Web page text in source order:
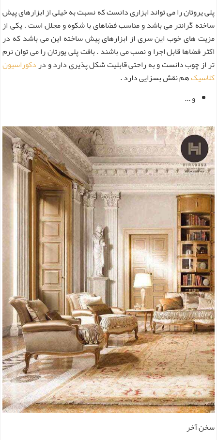
پلی یروتان را می تواند ابزاری دانست که نسبت به خیلی از ابزارهای پیش
ساخته گرانتر می باشد و مناسب فضاهای با شکوه و مجلل است . یکی از
مزیت های خوب این سری از ابزارهای پیش ساخته این می باشد که در
اکثر فضاها قابل اجرا و نصب می باشند . بافت پلی یورتان را می توان نرم
تر از چوب دانست و به راحتی قابلیت شکل پذیری دارد و دردکوراسیون
کلاسیکهم نقش بسزایی دارد .
و ...
سخن آخر